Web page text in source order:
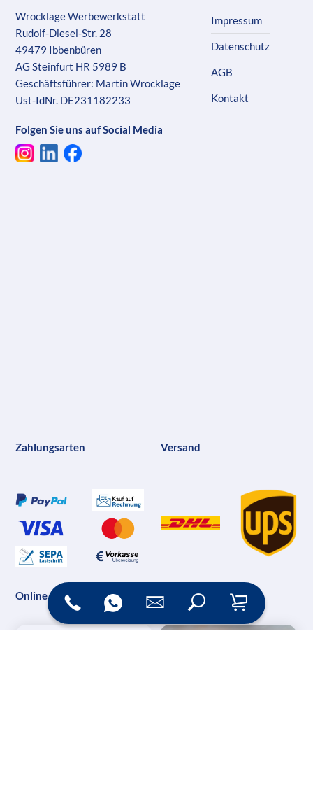
Wrocklage Werbewerkstatt
Rudolf-Diesel-Str. 28
49479 Ibbenbüren
AG Steinfurt HR 5989 B
Geschäftsführer: Martin Wrocklage
Ust-IdNr. DE231182233
Folgen Sie uns auf Social Media
Impressum
Datenschutz
AGB
Kontakt
Zahlungsarten Versand
Online Shop